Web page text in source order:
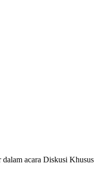
acara Diskusi Khusus